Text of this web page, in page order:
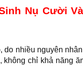
Nụ Cười
nhiều nguyên
chỉ khả năng